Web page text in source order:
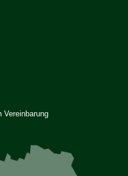
Vereinbarung